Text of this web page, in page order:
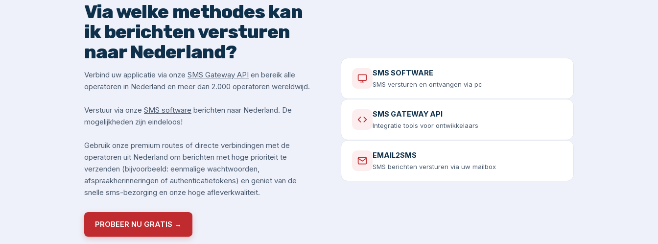
Via welke methodes kan
ik berichten versturen
naar Nederland?
Verbind uw applicatie via onze SMS Gateway API en bereik alle
operatoren in Nederland en meer dan 2.000 operatoren wereldwijd.
Verstuur via onze SMS software berichten naar Nederland. De
mogelijkheden zijn eindeloos!
Gebruik onze premium routes of directe verbindingen met de
operatoren uit Nederland om berichten met hoge prioriteit te
verzenden (bijvoorbeeld: eenmalige wachtwoorden,
afspraakherinneringen of authenticatietokens) en geniet van de
snelle sms-bezorging en onze hoge afleverkwaliteit.
PROBEER NU GRATIS →
SMS SOFTWARE
SMS versturen en ontvangen via pc
SMS GATEWAY API
Integratie tools voor ontwikkelaars
EMAIL2SMS
SMS berichten versturen via uw mailbox